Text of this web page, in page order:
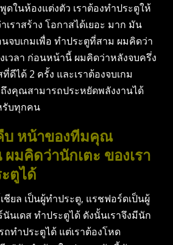
ดในห้องแต่งตัว เราต้องทําประตูให้
ราสร้าง โอกาสได้เยอะ มาก มัน
จบเกมเพื่อ ทําประตูที่สาม ผมคิดว่า
เวลา ก่อนหน้านี้ ผมคิดว่าหลังจบครึ่ง
ที่ดีได้ 2 ครั้ง และเราต้องจบเกม
งคุณสามารถประหยัดพลังงานได้
รับทุกคน
บ หน้าของทีมคุณ
มคิดว่านักเตะ ของเรา
ตูได้
ชียล เป็นผู้ทําประตู, แรชฟอร์ดเป็นผู้
นเดส ทําประตูได้ ดังนั้นเราจึงมีนัก
ทําประตูได้ แต่เราต้องโหด